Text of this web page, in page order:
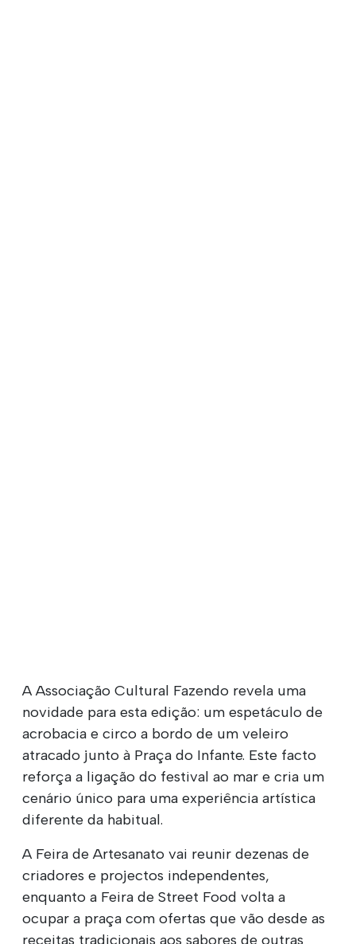
A Associação Cultural Fazendo revela uma
novidade para esta edição: um espetáculo de
acrobacia e circo a bordo de um veleiro
atracado junto à Praça do Infante. Este facto
reforça a ligação do festival ao mar e cria um
cenário único para uma experiência artística
diferente da habitual.
A Feira de Artesanato vai reunir dezenas de
criadores e projectos independentes,
enquanto a Feira de Street Food volta a
ocupar a praça com ofertas que vão desde as
receitas tradicionais aos sabores de outras